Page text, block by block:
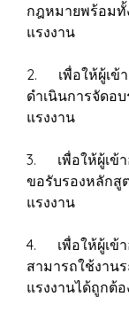
กฎหมายพร้อมทั้
แรงงาน
2. เพื่อให้ผู้เข้า
ดำเนินการจัดอ
แรงงาน
3. เพื่อให้ผู้เข้า
ขอรับรองหลักสู
แรงงาน
4. เพื่อให้ผู้เข้า
สามารถใช้งาน
แรงงานได้ถูกต้อ